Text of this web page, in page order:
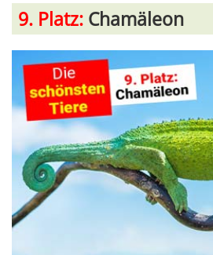
9. Platz: Chamäleon